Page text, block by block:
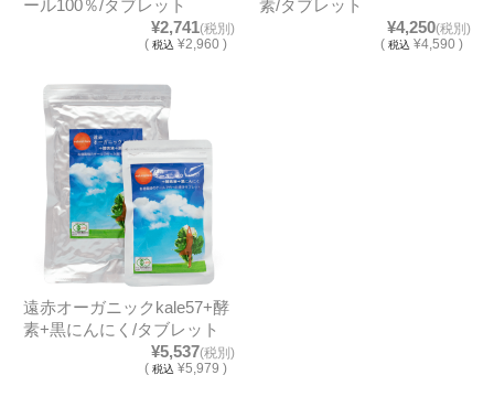
ール100％/タブレット
¥2,741(税別)
(税込 ¥2,960 )
素/タブレット
¥4,250(税別)
( 税込 ¥4,590 )
遠赤オーガニックkale57+酵
素+黒にんにく/タブレット
¥5,537(税別)
(税込 ¥5,979 )